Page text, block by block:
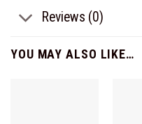
Reviews (0)
YOU MAY ALSO LIKE…